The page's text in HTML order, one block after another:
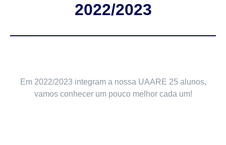
2022/2023
Em 2022/2023 integram a nossa UAARE 25 alunos,
vamos conhecer um pouco melhor cada um!